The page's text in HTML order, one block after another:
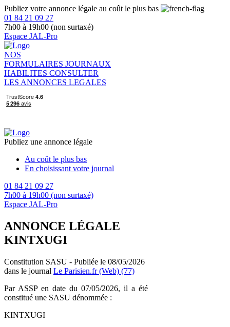
Publiez votre annonce légale au coût le plus bas
01 84 21 09 27
7h00 à 19h00 (non surtaxé)
Espace JAL-Pro
NOS
FORMULAIRES JOURNAUX
HABILITES CONSULTER
LES ANNONCES LEGALES
Publiez une annonce légale
Au coût le plus bas
En choisissant votre journal
01 84 21 09 27
7h00 à 19h00 (non surtaxé)
Espace JAL-Pro
ANNONCE LÉGALE
KINTXUGI
Constitution SASU - Publiée le 08/05/2026
dans le journal Le Parisien.fr (Web) (77)
Par ASSP en date du 07/05/2026, il a été
constitué une SASU dénommée :
KINTXUGI